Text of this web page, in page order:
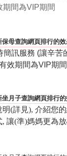
期間為VIP期間
母查詢網頁排行的效
簡訊服務 (讓辛苦
效期間為VIP期間
月子查詢網頁排行
明(詳見), 介紹您
讓(準)媽媽更為